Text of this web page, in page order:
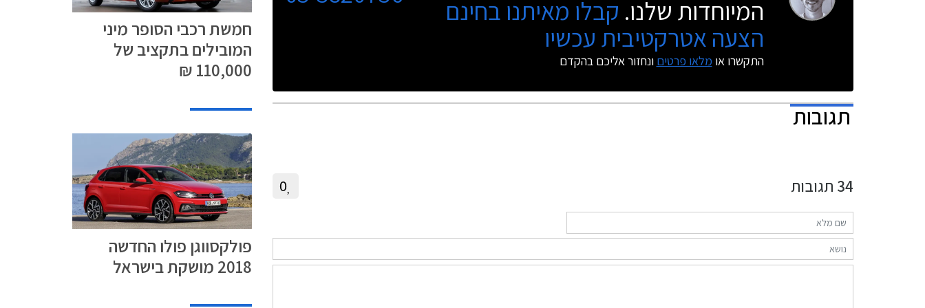
המיוחדות שלנו. קבלו מאיתנו בחינם
הצעה אטרקטיבית עכשיו
התקשרו או מלאו פרטים ונחזור אליכם בהקדם
תגובות
34 תגובות 0
חמשת רכבי הסופר מיני
המובילים בתקציב של
110,000 ₪
פולקסווגן פולו החדשה
2018 מושקת בישראל